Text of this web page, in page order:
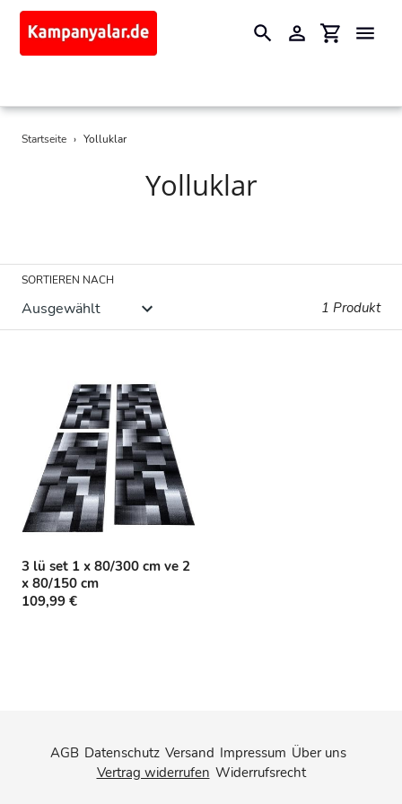
Direkt
SuchenEinloggen
Startseite › Yolluklar
S
l
n
g
:
Yolluklar
SORTIEREN NACH
1 Produkt
3 lü set 1 x 80/300 cm ve 2
x 80/150 cm
109,99 €
AGB Datenschutz Versand Impressum Über uns
Vertrag widerrufen Widerrufsrecht